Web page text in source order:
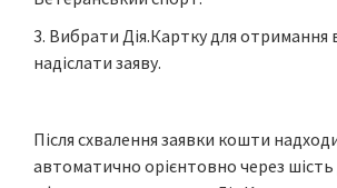
Вибрати Дія.Картку для отримання
надіслати заяву.
Після схвалення заявки кошти
автоматично орієнтовно через шість